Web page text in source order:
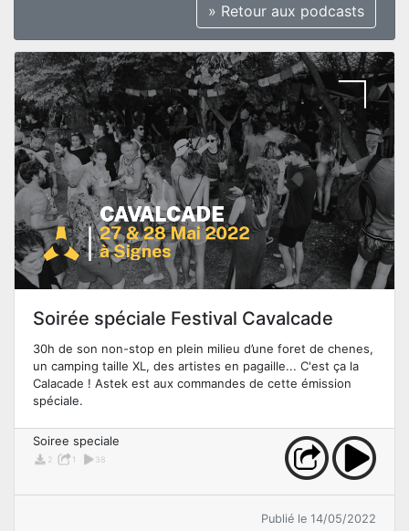
» Retour aux podcasts
Soirée spéciale Festival Cavalcade
30h de son non-stop en plein milieu d’une foret de chenes,
un camping taille XL, des artistes en pagaille... C'est ça la
Calacade ! Astek est aux commandes de cette émission
spéciale.
Soiree speciale
2 1 38
Publié le 14/05/2022